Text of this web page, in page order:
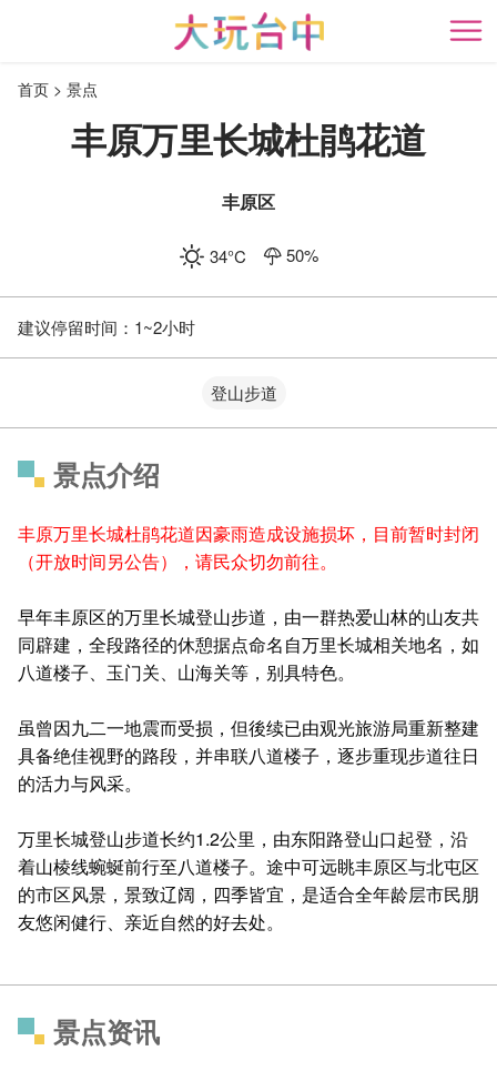
开
首页 景点
丰原万里长城杜鹃花道
丰原区
34°C 50%
建议停留时间： 1~2小时
登山步道
景点介绍
丰原万里长城杜鹃花道因豪雨造成设施损坏，目前暂时封闭
（开放时间另公告），请民众切勿前往。
早年丰原区的万里长城登山步道，由一群热爱山林的山友共
同辟建，全段路径的休憩据点命名自万里长城相关地名，如
八道楼子、玉门关、山海关等，别具特色。
虽曾因九二一地震而受损，但後续已由观光旅游局重新整建
具备绝佳视野的路段，并串联八道楼子，逐步重现步道往日
的活力与风采。
万里长城登山步道长约1.2公里，由东阳路登山口起登，沿
着山棱线蜿蜒前行至八道楼子。途中可远眺丰原区与北屯区
的市区风景，景致辽阔，四季皆宜，是适合全年龄层市民朋
友悠闲健行、亲近自然的好去处。
景点资讯